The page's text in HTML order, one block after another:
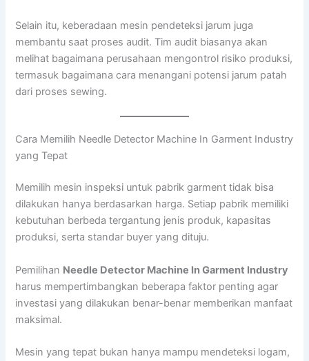
Selain itu, keberadaan mesin pendeteksi jarum juga
membantu saat proses audit. Tim audit biasanya akan
melihat bagaimana perusahaan mengontrol risiko produksi,
termasuk bagaimana cara menangani potensi jarum patah
dari proses sewing.
Cara Memilih Needle Detector Machine In Garment Industry
yang Tepat
Memilih mesin inspeksi untuk pabrik garment tidak bisa
dilakukan hanya berdasarkan harga. Setiap pabrik memiliki
kebutuhan berbeda tergantung jenis produk, kapasitas
produksi, serta standar buyer yang dituju.
Pemilihan Needle Detector Machine In Garment Industry
harus mempertimbangkan beberapa faktor penting agar
investasi yang dilakukan benar-benar memberikan manfaat
maksimal.
Mesin yang tepat bukan hanya mampu mendeteksi logam,